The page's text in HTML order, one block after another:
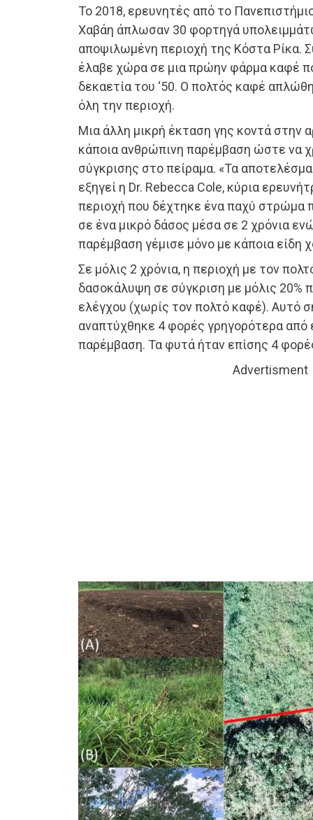
Το 2018, ερευνητές από το
Χαβάη άπλωσαν 30 φορτηγά
αποψιλωμένη περιοχή της Κόστα Ρίκα.
έλαβε χώρα σε μια πρώην φάρμα καφέ
δεκαετία του ‘50. Ο πολτός καφέ
όλη την περιοχή.
Μια άλλη μικρή έκταση γης κοντά στην
κάποια ανθρώπινη παρέμβαση ώστε να
σύγκρισης στο πείραμα. «Τα
εξηγεί η Dr. Rebecca Cole, κύρια
περιοχή που δέχτηκε ένα παχύ στρώμα
σε ένα μικρό δάσος μέσα σε 2 χρόνια
παρέμβαση γέμισε μόνο με κάποια είδη
Σε μόλις 2 χρόνια, η περιοχή με τον
δασοκάλυψη σε σύγκριση με μόλις 20%
ελέγχου (χωρίς τον πολτό καφέ). Αυτό
αναπτύχθηκε 4 φορές γρηγορότερα από
παρέμβαση. Τα φυτά ήταν επίσης 4
Advertisment